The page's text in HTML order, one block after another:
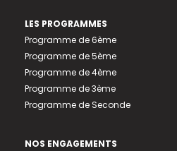
LES PROGRAMMES
Programme de 6ème
Programme de 5ème
Programme de 4ème
Programme de 3ème
Programme de Seconde
NOS ENGAGEMENTS